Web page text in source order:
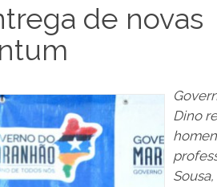
de novas
Dino